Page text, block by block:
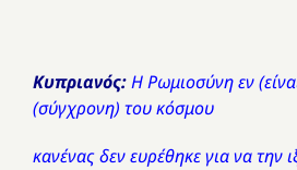
Κυπριανός:Η Ρωμιοσύνη εν
(σύγχρονη) του κόσμου
κανένας δεν ευρέθηκε για να την